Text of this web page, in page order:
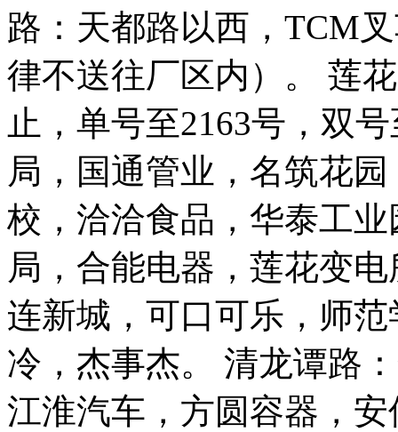
路：天都路以西，TCM
律不送往厂区内）。 莲
止，单号至2163号，双
局，国通管业，名筑花
校，洽洽食品，华泰工
局，合能电器，莲花变
连新城，可口可乐，师
冷，杰事杰。 清龙谭路
江淮汽车，方圆容器，